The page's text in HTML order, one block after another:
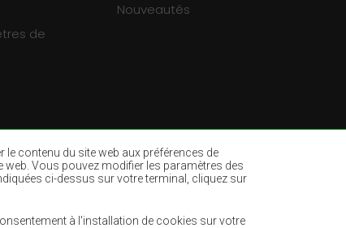
contenu du site web aux préférences de
web. Vous pouvez modifier les paramètres des
ci-dessus sur votre terminal, cliquez sur
à l'installation de cookies sur votre
de
Nouveautés
Tapis marron clair